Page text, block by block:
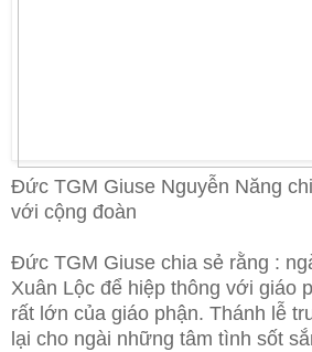
Đức TGM Giuse Nguyễn Năng
với cộng đoàn
Đức TGM Giuse chia sẻ rằng :
Xuân Lộc để hiệp thông với giáo
rất lớn của giáo phận. Thánh lễ
lại cho ngài những tâm tình sốt